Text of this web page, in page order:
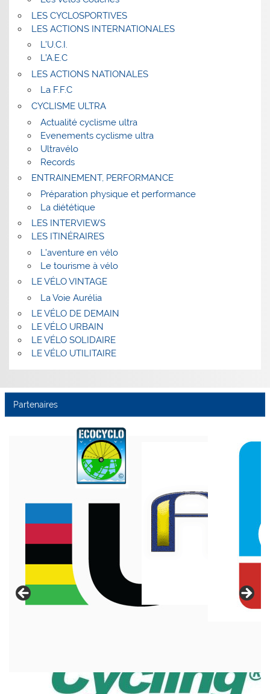
LES CYCLOSPORTIVES
LES ACTIONS INTERNATIONALES
L’U.C.I.
L’A.E.C
LES ACTIONS NATIONALES
La F.F.C
CYCLISME ULTRA
Actualité cyclisme ultra
Evenements cyclisme ultra
Ultravélo
Records
ENTRAINEMENT, PERFORMANCE
Préparation physique et performance
La diététique
LES INTERVIEWS
LES ITINÉRAIRES
L’aventure en vélo
Le tourisme à vélo
LE VÉLO VINTAGE
La Voie Aurélia
LE VÉLO DE DEMAIN
LE VÉLO URBAIN
LE VÉLO SOLIDAIRE
LE VÉLO UTILITAIRE
Partenaires